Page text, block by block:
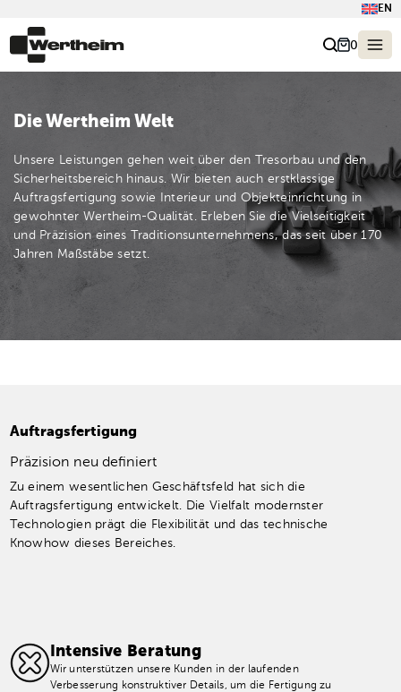
EN
0
Die Wertheim Welt
Unsere Leistungen gehen weit über den Tresorbau und den
Sicherheitsbereich hinaus. Wir bieten auch erstklassige
Auftragsfertigung sowie Interieur und Objekteinrichtung in
gewohnter Wertheim-Qualität. Erleben Sie die Vielseitigkeit
und Präzision eines Traditionsunternehmens, das seit über 170
Jahren Maßstäbe setzt.
Auftragsfertigung
Präzision neu definiert
Zu einem wesentlichen Geschäftsfeld hat sich die
Auftragsfertigung entwickelt. Die Vielfalt modernster
Technologien prägt die Flexibilität und das technische
Knowhow dieses Bereiches.
Intensive Beratung
Wir unterstützen unsere Kunden in der laufenden
Verbesserung konstruktiver Details, um die Fertigung zu